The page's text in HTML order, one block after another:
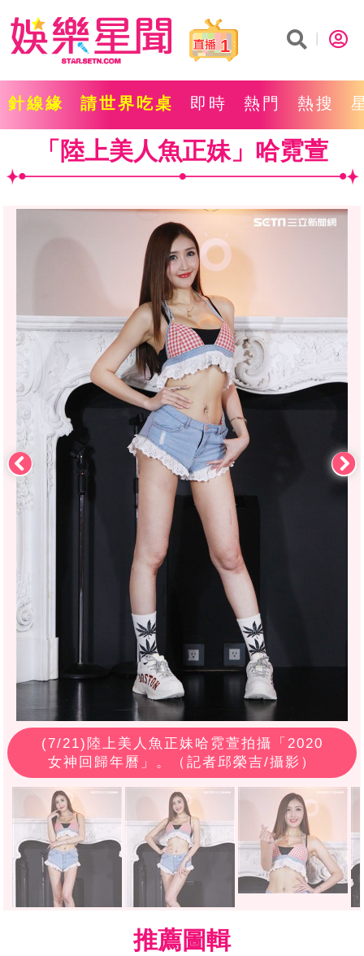
1
針線緣 請世界吃桌 即時 熱門 熱搜
「陸上美人魚正妹」哈霓萱
(7/21)陸上美人魚正妹哈霓萱拍攝「2020
女神回歸年曆」。（記者邱榮吉/攝影）
推薦圖輯